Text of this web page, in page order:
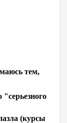
тем,
(курсы